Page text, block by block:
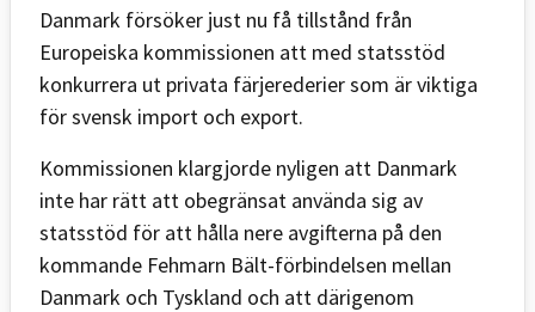
Danmark försöker just nu få tillstånd från
Europeiska kommissionen att med statsstöd
konkurrera ut privata färjerederier som är viktiga
för svensk import och export.
Kommissionen klargjorde nyligen att Danmark
inte har rätt att obegränsat använda sig av
statsstöd för att hålla nere avgifterna på den
kommande Fehmarn Bält-förbindelsen mellan
Danmark och Tyskland och att därigenom